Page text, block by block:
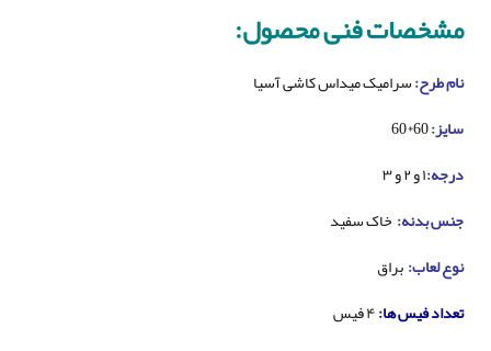
مشخصات فنی محصول:
نام طرح:سرامیک میداس کاشی آسیا
سایز:
درجه:۱ و ۲ و ۳
جنس بدنه: خاک سفید
نوع لعاب:براق
تعداد فیس ها: